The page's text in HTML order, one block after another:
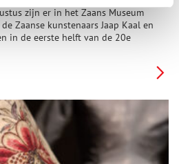
zijn er in het Zaans Museum
Zaanse kunstenaars Jaap Kaal en
in de eerste helft van de 20e